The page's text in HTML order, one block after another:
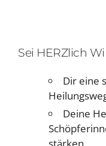
Sei HERZlich
Dir eine
Deine